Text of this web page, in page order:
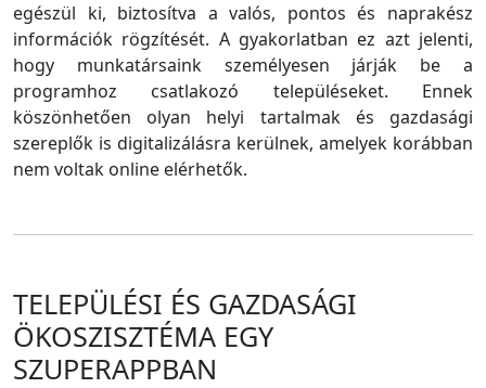
egészül ki, biztosítva a valós, pontos és naprakész
információk rögzítését. A gyakorlatban ez azt jelenti,
hogy munkatársaink személyesen járják be a
programhoz csatlakozó településeket. Ennek
köszönhetően olyan helyi tartalmak és gazdasági
szereplők is digitalizálásra kerülnek, amelyek korábban
nem voltak online elérhetők.
TELEPÜLÉSI ÉS GAZDASÁGI
ÖKOSZISZTÉMA EGY
SZUPERAPPBAN